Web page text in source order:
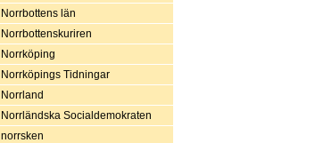
Norrbottens län
Norrbottenskuriren
Norrköping
Norrköpings Tidningar
Norrland
Norrländska Socialdemokraten
norrsken